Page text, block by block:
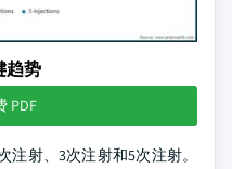
趋势
PDF
射、3次注射和5次注射。